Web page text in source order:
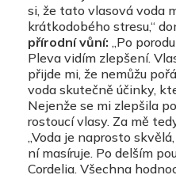
si, že tato vlasová voda
krátkodobého stresu,“
přírodní vůní: „Po
Pleva vidím zlepšení.
přijde mi, že nemůžu
voda skutečně účinky,
Nejenže se mi zlepšila
rostoucí vlasy. Za mě
„Voda je naprosto
ní masíruje. Po delším
Cordelia. Všechna